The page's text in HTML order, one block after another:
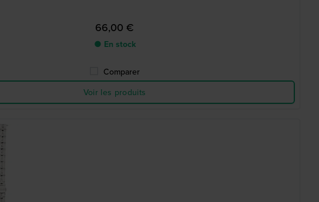
66,00 €
● En stock
Comparer
Voir les produits